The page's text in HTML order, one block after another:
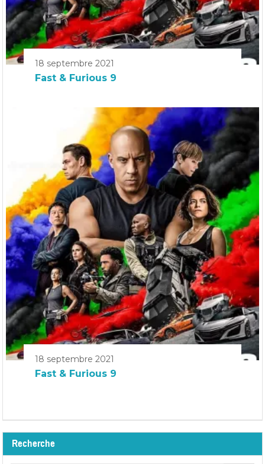
18 septembre 2021
Fast & Furious 9
18 septembre 2021
Fast & Furious 9
Recherche